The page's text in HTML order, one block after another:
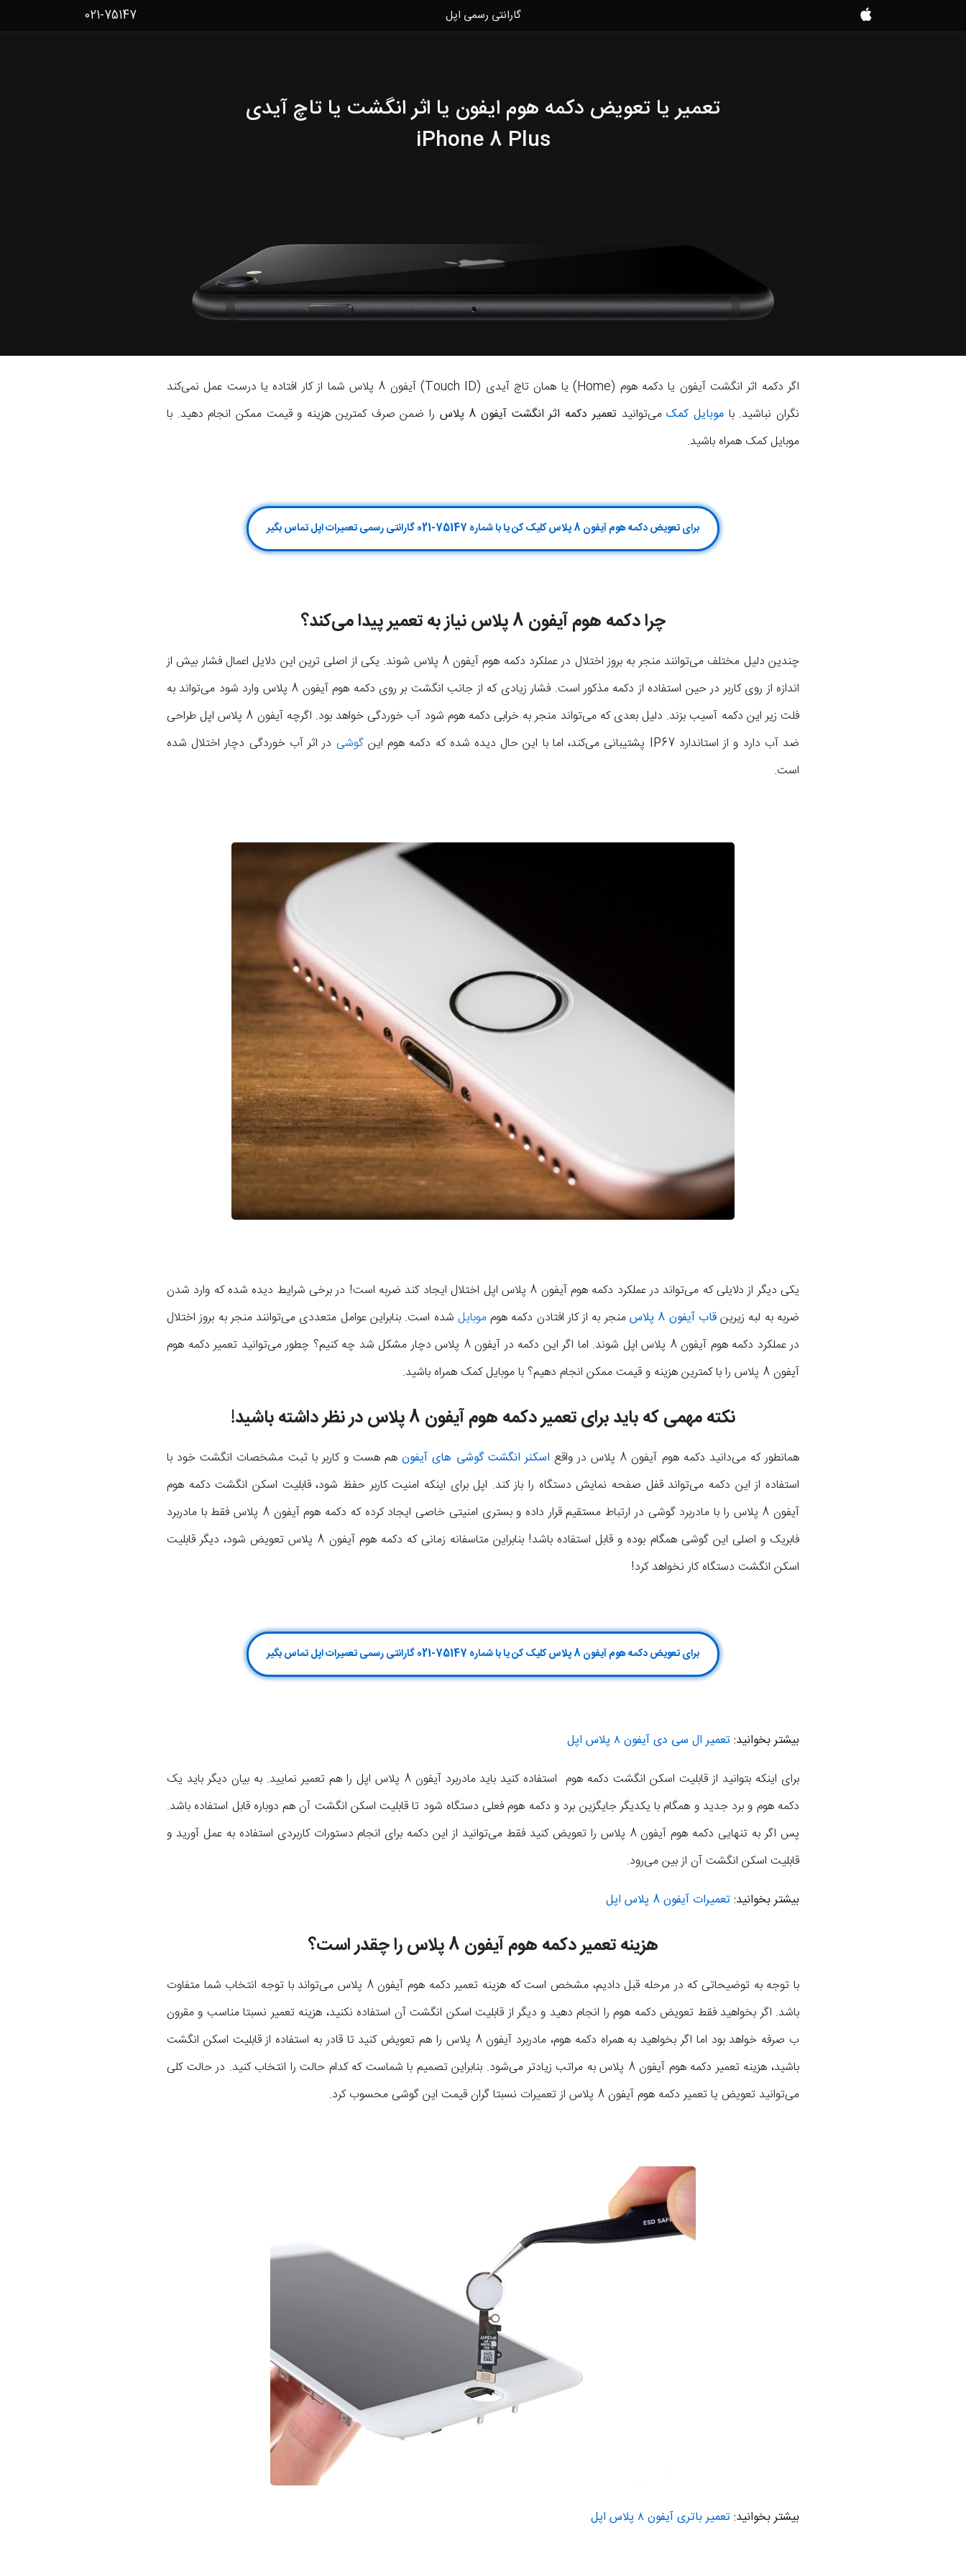
موبایل
گارانتی رسمی اپل 021-75147
تعمیر یا تعویض دکمه هوم ایفون یا اثر انگشت یا تاچ آیدی
iPhone 8 Plus
اگر دکمه اثر انگشت آیفون یا دکمه هوم (Home) یا همان تاچ آیدی (Touch ID) آیفون 8 پلاس شما از کار افتاده یا درست عمل نمی‌کند
نگران نباشید. باموبایل کمکمی‌توانیدتعمیر دکمه اثر انگشت آیفون 8 پلاس
را ضمن صرف کمترین هزینه و قیمت ممکن انجام دهید. با
موبایل کمک همراه باشید.
برای تعویض دکمه هوم آیفون 8 پلاس کلیک کن یا با شماره 75147-021 گارانتی رسمی تعمیرات اپل تماس بگیر
چرا دکمه هوم آیفون 8 پلاس نیاز به تعمیر پیدا می‌کند؟
چندین دلیل مختلف می‌توانند منجر به بروز اختلال در عملکرد دکمه هوم آیفون 8 پلاس شوند. یکی از اصلی ترین این دلایل اعمال فشار بیش از
اندازه از روی کاربر در حین استفاده از دکمه مذکور است. فشار زیادی که از جانب انگشت بر روی دکمه هوم آیفون 8 پلاس وارد شود می‌تواند به
فلت زیر این دکمه آسیب بزند. دلیل بعدی که می‌تواند منجر به خرابی دکمه هوم شود آب خوردگی خواهد بود. اگرچه آیفون 8 پلاس اپل طراحی
ضد آب دارد و از استاندارد IP67 پشتیبانی می‌کند، اما با این حال دیده شده که دکمه هوم این
گوشی در اثر آب خوردگی دچار اختلال شده
است.
یکی دیگر از دلایلی که می‌تواند در عملکرد دکمه هوم آیفون 8 پلاس اپل اختلال ایجاد کند ضربه است! در برخی شرایط دیده شده که وارد شدن
ضربه به لبه زیرینقاب آیفون 8 پلاس منجر به از کار افتادن دکمه هومموبایل شده است. بنابراین عوامل متعددی می‌توانند منجر به بروز اختلال
در عملکرد دکمه هوم آیفون 8 پلاس اپل شوند. اما اگر این دکمه در آیفون 8 پلاس دچار مشکل شد چه کنیم؟ چطور می‌توانید تعمیر دکمه هوم
آیفون 8 پلاس را با کمترین هزینه و قیمت ممکن انجام دهیم؟ با موبایل کمک همراه باشید.
نکته مهمی که باید برای تعمیر دکمه هوم آیفون 8 پلاس در نظر داشته باشید!
همانطور که می‌دانید دکمه هوم آیفون 8 پلاس در واقع اسکنر انگشت گوشی های آیفونهم هست و کاربر با ثبت مشخصات انگشت خود با
استفاده از این دکمه می‌تواند قفل صفحه نمایش دستگاه را باز کند. اپل برای اینکه امنیت کاربر حفظ شود، قابلیت اسکن انگشت دکمه هوم
آیفون 8 پلاس را با مادربرد گوشی در ارتباط مستقیم قرار داده و بستری امنیتی خاصی ایجاد کرده که دکمه هوم آیفون 8 پلاس فقط با مادربرد
فابریک و اصلی این گوشی همگام بوده و قابل استفاده باشد! بنابراین متاسفانه زمانی که دکمه هوم آیفون 8 پلاس تعویض شود، دیگر قابلیت
اسکن انگشت دستگاه کار نخواهد کرد‍!
برای تعویض دکمه هوم آیفون 8 پلاس کلیک کن یا با شماره 75147-021 گارانتی رسمی تعمیرات اپل تماس بگیر
بیشتر بخوانید:تعمیر ال سی دی آیفون ۸ پلاس اپل
برای اینکه بتوانید از قابلیت اسکن انگشت دکمه هوم استفاده کنید باید مادربرد آیفون 8 پلاس اپل را هم تعمیر نمایید. به بیان دیگر باید یک
دکمه هوم و برد جدید و همگام با یکدیگر جایگزین برد و دکمه هوم فعلی دستگاه شود تا قابلیت اسکن انگشت آن هم دوباره قابل استفاده باشد.
پس اگر به تنهایی دکمه هوم آیفون 8 پلاس را تعویض کنید فقط می‌توانید از این دکمه برای انجام دستورات کاربردی استفاده به عمل آورید و
قابلیت اسکن انگشت آن از بین می‌رود.
بیشتر بخوانید:تعمیرات آیفون 8 پلاس اپل
هزینه تعمیر دکمه هوم آیفون 8 پلاس را چقدر است؟
با توجه به توضیحاتی که در مرحله قبل دادیم، مشخص است که هزینه تعمیر دکمه هوم آیفون 8 پلاس می‌تواند با توجه انتخاب شما متفاوت
باشد. اگر بخواهید فقط تعویض دکمه هوم را انجام دهید و دیگر از قابلیت اسکن انگشت آن استفاده نکنید، هزینه تعمیر نسبتا مناسب و مقرون
ب صرفه خواهد بود اما اگر بخواهید به همراه دکمه هوم، مادربرد آیفون 8 پلاس را هم تعویض کنید تا قادر به استفاده از قابلیت اسکن انگشت
باشید، هزینه تعمیر دکمه هوم آیفون 8 پلاس به مراتب زیادتر می‌شود. بنابراین تصمیم با شماست که کدام حالت را انتخاب کنید. در حالت کلی
می‌توانید تعویض یا تعمیر دکمه هوم آیفون 8 پلاس از تعمیرات نسبتا گران قیمت این گوشی محسوب کرد.
بیشتر بخوانید:تعمیر باتری آیفون ۸ پلاس اپل